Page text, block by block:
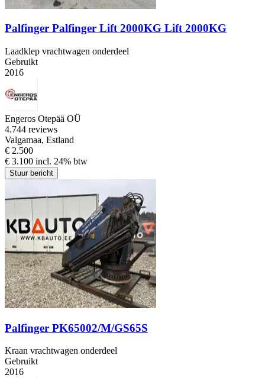
Palfinger Palfinger Lift 2000KG Lift 2000KG
Laadklep vrachtwagen onderdeel
Gebruikt
2016
Engeros Otepää OÜ
4.744 reviews
Valgamaa, Estland
€ 2.500
€ 3.100 incl. 24% btw
Stuur bericht
Palfinger PK65002/M/GS65S
Kraan vrachtwagen onderdeel
Gebruikt
2016